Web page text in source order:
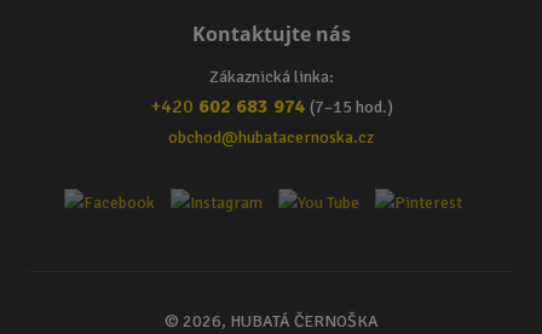
Kontaktujte nás
Zákaznická linka:
+420 602 683 974 (7–15 hod.)
obchod@hubatacernoska.cz
© 2026, HUBATÁ ČERNOŠKA